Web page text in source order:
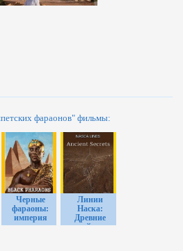
фараонов" фильмы:
Черные
фараоны:
империя
золота
Линии
Наска:
Древние
тайны